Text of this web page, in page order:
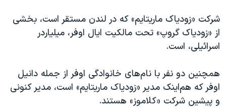
شرکت «زودیاک ماریتایم» که در لندن مستقر است، بخشی
از «زودیاک گروپ» تحت مالکیت ایال اوفر، میلیاردر
اسرائیلی، است.
همچنین دو نفر با نام‌های خانوادگی اوفر از جمله دانیل
اوفر که هم‌اینک مدیر «زودیاک ماریتایم» است، مدیر کنونی
و پیشین شرکت «کلاموز» هستند.